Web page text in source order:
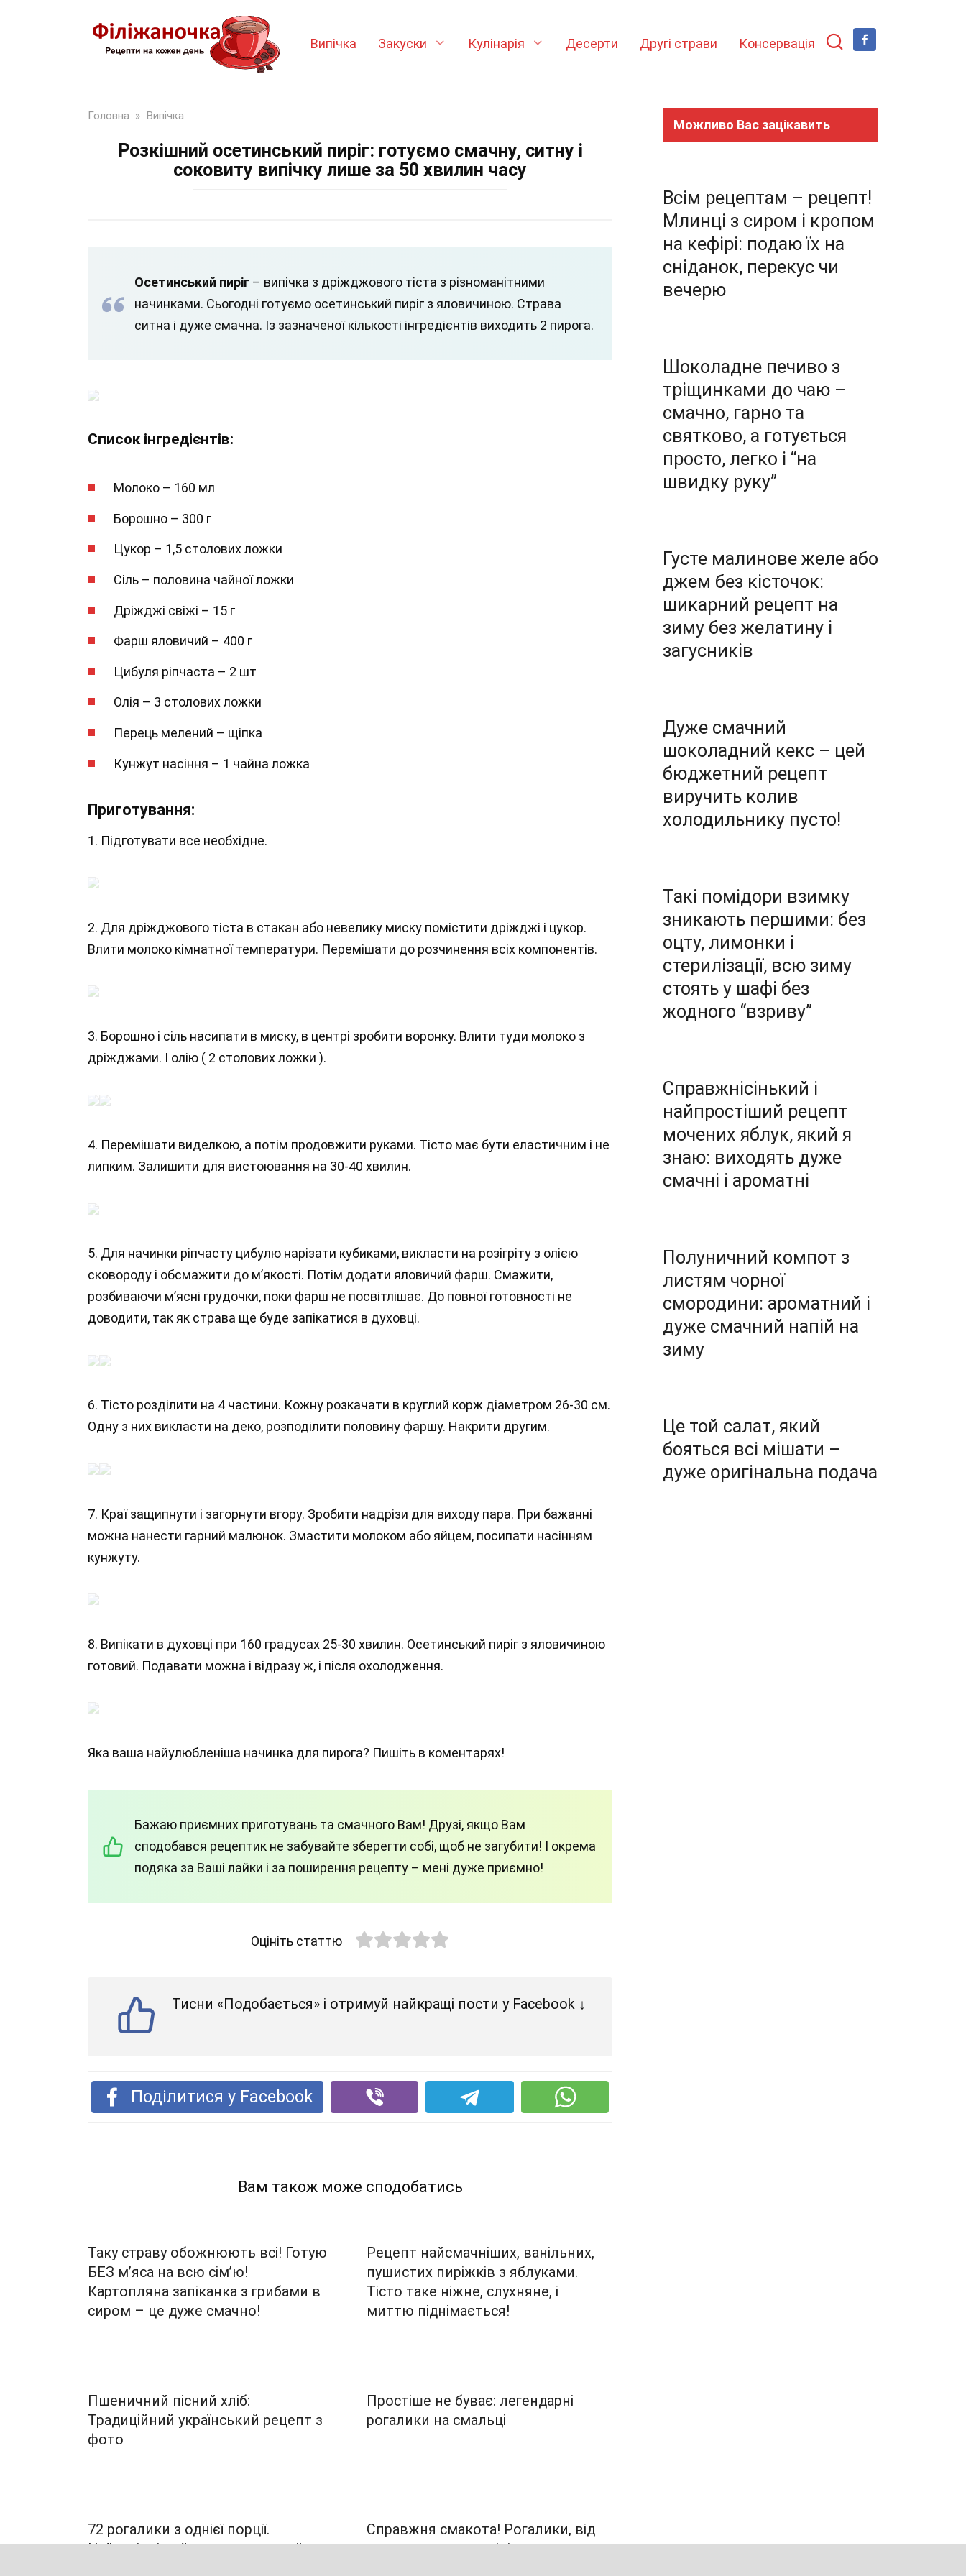
Випічка Закуски Кулінарія Десерти Другі страви Консервація
Головна » Випічка
Розкішний осетинський пиріг: готуємо смачну, ситну і
соковиту випічку лише за 50 хвилин часу
Осетинський пиріг – випічка з дріжджового тіста з різноманітними
начинками. Сьогодні готуємо осетинський пиріг з яловичиною. Страва
ситна і дуже смачна. Із зазначеної кількості інгредієнтів виходить 2 пирога.
Список інгредієнтів:
Молоко – 160 мл
Борошно – 300 г
Цукор – 1,5 столових ложки
Сіль – половина чайної ложки
Дріжджі свіжі – 15 г
Фарш яловичий – 400 г
Цибуля ріпчаста – 2 шт
Олія – 3 столових ложки
Перець мелений – щіпка
Кунжут насіння – 1 чайна ложка
Приготування:
1. Підготувати все необхідне.
2. Для дріжджового тіста в стакан або невелику миску помістити дріжджі і цукор.
Влити молоко кімнатної температури. Перемішати до розчинення всіх компонентів.
3. Борошно і сіль насипати в миску, в центрі зробити воронку. Влити туди молоко з
дріжджами. І олію ( 2 столових ложки ).
4. Перемішати виделкою, а потім продовжити руками. Тісто має бути еластичним і не
липким. Залишити для вистоювання на 30-40 хвилин.
5. Для начинки ріпчасту цибулю нарізати кубиками, викласти на розігріту з олією
сковороду і обсмажити до м’якості. Потім додати яловичий фарш. Смажити,
розбиваючи м’ясні грудочки, поки фарш не посвітлішає. До повної готовності не
доводити, так як страва ще буде запікатися в духовці.
6. Тісто розділити на 4 частини. Кожну розкачати в круглий корж діаметром 26-30 см.
Одну з них викласти на деко, розподілити половину фаршу. Накрити другим.
7. Краї защипнути і загорнути вгору. Зробити надрізи для виходу пара. При бажанні
можна нанести гарний малюнок. Змастити молоком або яйцем, посипати насінням
кунжуту.
8. Випікати в духовці при 160 градусах 25-30 хвилин. Осетинський пиріг з яловичиною
готовий. Подавати можна і відразу ж, і після охолодження.
Яка ваша найулюбленіша начинка для пирога? Пишіть в коментарях!
Бажаю приємних приготувань та смачного Вам! Друзі, якщо Вам
сподобався рецептик не забувайте зберегти собі, щоб не загубити! І окрема
подяка за Ваші лайки і за поширення рецепту – мені дуже приємно!
Оцініть статтю
Тисни «Подобається» і отримуй найкращі пости у Facebook ↓
Поділитися у Facebook
Вам також може сподобатись
Таку страву обожнюють всі! Готую
БЕЗ м’яса на всю сім’ю!
Картопляна запіканка з грибами в
сиром – це дуже смачно!
Рецепт найсмачніших, ванільних,
пушистих пиріжків з яблуками.
Тісто таке ніжне, слухняне, і
миттю піднімається!
Пшеничний пісний хліб:
Традиційний український рецепт з
фото
Простіше не буває: легендарні
рогалики на смальці
72 рогалики з однієї порції.
Найвигідніший рецепт хрусткої
Справжня смакота! Рогалики, від
яких неможливо відірватися
Можливо Вас зацікавить
Всім рецептам – рецепт!
Млинці з сиром і кропом
на кефірі: подаю їх на
сніданок, перекус чи
вечерю
Шоколадне печиво з
тріщинками до чаю –
смачно, гарно та
святково, а готується
просто, легко і “на
швидку руку”
Густе малинове желе або
джем без кісточок:
шикарний рецепт на
зиму без желатину і
загусників
Дуже смачний
шоколадний кекс – цей
бюджетний рецепт
виручить колив
холодильнику пусто!
Такі помідори взимку
зникають першими: без
оцту, лимонки і
стерилізації, всю зиму
стоять у шафі без
жодного “взриву”
Справжнісінький і
найпростіший рецепт
мочених яблук, який я
знаю: виходять дуже
смачні і ароматні
Полуничний компот з
листям чорної
смородини: ароматний і
дуже смачний напій на
зиму
Це той салат, який
бояться всі мішати –
дуже оригінальна подача